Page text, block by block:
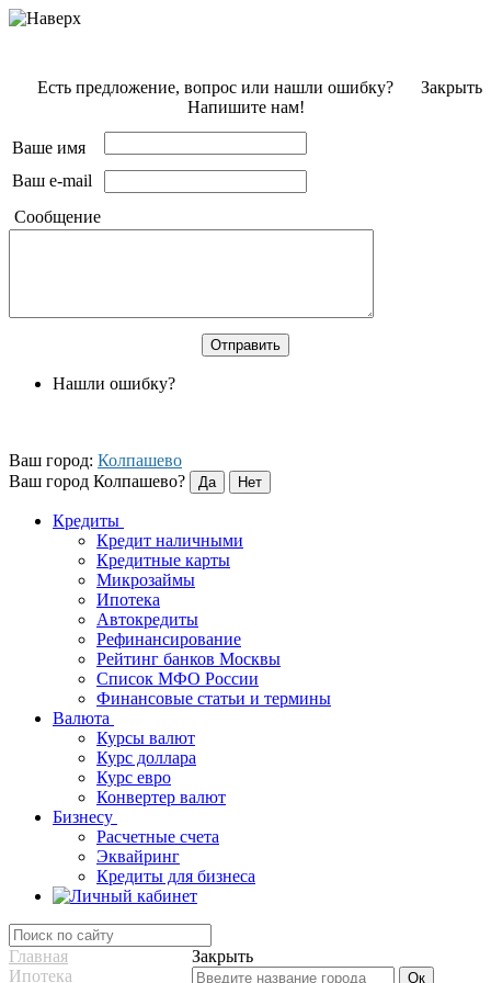
Закрыть
Есть предложение, вопрос или нашли ошибку?
Напишите нам!
Ваше имя
Ваш e-mail
Сообщение
Нашли ошибку?
Ваш город: Колпашево
Ваш город Колпашево?
Кредиты
Кредит наличными
Кредитные карты
Микрозаймы
Ипотека
Автокредиты
Рефинансирование
Рейтинг банков Москвы
Список МФО России
Финансовые статьи и термины
Валюта
Курсы валют
Курс доллара
Курс евро
Конвертер валют
Бизнесу
Расчетные счета
Эквайринг
Кредиты для бизнеса
Закрыть
Главная
Ипотека